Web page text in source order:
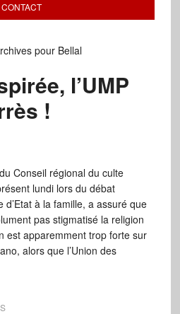
CONTACT
pour Bellal
l’UMP
!
Conseil régional du culte
lundi lors du débat
à la famille, a assuré que
pas stigmatisé la religion
est apparemment trop forte sur
alors que l’Union des